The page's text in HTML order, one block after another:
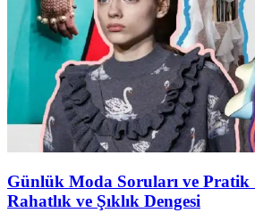
Günlük Moda Soruları ve
Rahatlık ve Şıklık Dengesi